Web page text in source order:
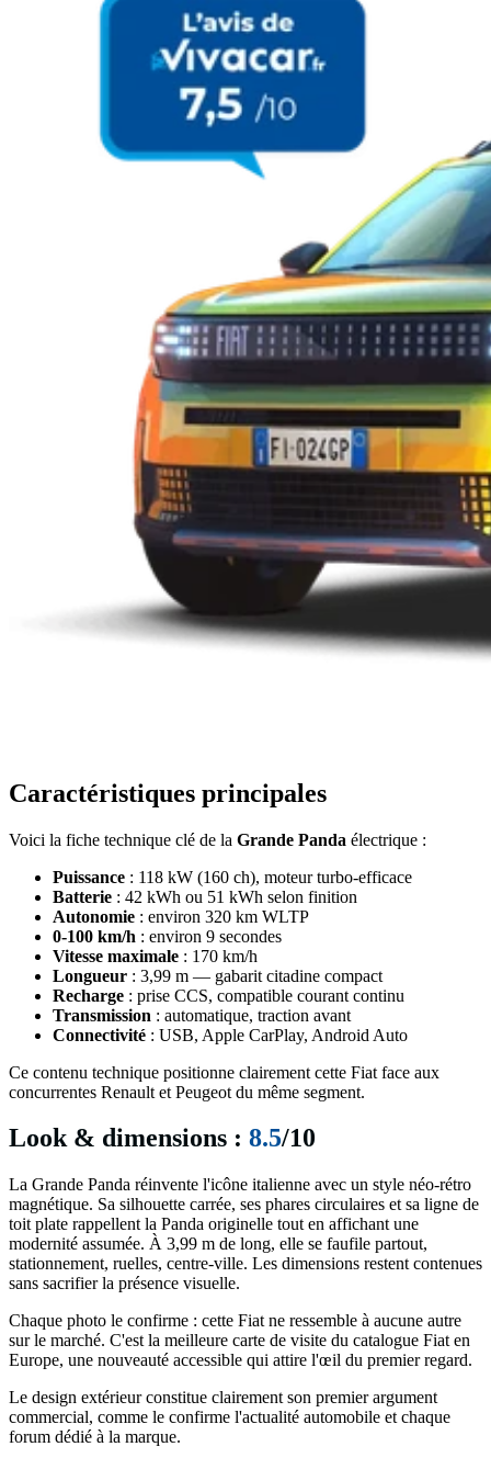
Caractéristiques principales
Voici la fiche technique clé de la Grande Panda électrique :
Puissance : 118 kW (160 ch), moteur turbo-efficace
Batterie : 42 kWh ou 51 kWh selon finition
Autonomie : environ 320 km WLTP
0-100 km/h : environ 9 secondes
Vitesse maximale : 170 km/h
Longueur : 3,99 m — gabarit citadine compact
Recharge : prise CCS, compatible courant continu
Transmission : automatique, traction avant
Connectivité : USB, Apple CarPlay, Android Auto
Ce contenu technique positionne clairement cette Fiat face aux
concurrentes Renault et Peugeot du même segment.
Look & dimensions : 8.5/10
La Grande Panda réinvente l'icône italienne avec un style néo-rétro
magnétique. Sa silhouette carrée, ses phares circulaires et sa ligne de
toit plate rappellent la Panda originelle tout en affichant une
modernité assumée. À 3,99 m de long, elle se faufile partout,
stationnement, ruelles, centre-ville. Les dimensions restent contenues
sans sacrifier la présence visuelle.
Chaque photo le confirme : cette Fiat ne ressemble à aucune autre
sur le marché. C'est la meilleure carte de visite du catalogue Fiat en
Europe, une nouveauté accessible qui attire l'œil du premier regard.
Le design extérieur constitue clairement son premier argument
commercial, comme le confirme l'actualité automobile et chaque
forum dédié à la marque.